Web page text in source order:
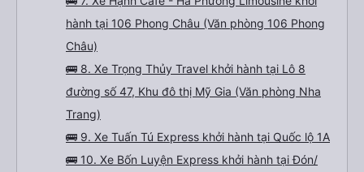
hành tại 106 Phong Châu (Văn phòng 106 Phong
Châu)
🚌 8. Xe Trọng Thủy Travel khởi hành tại Lô 8
đường số 47, Khu đô thị Mỹ Gia (Văn phòng Nha
Trang)
🚌 9. Xe Tuấn Tú Express khởi hành tại Quốc lộ 1A
🚌 10. Xe Bốn Luyện Express khởi hành tại Đón/